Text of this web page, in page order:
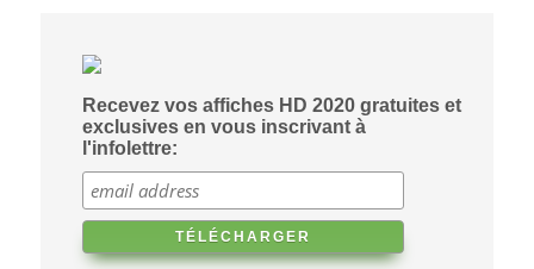
Recevez vos affiches HD 2020 gratuites et
exclusives en vous inscrivant à
l'infolettre: